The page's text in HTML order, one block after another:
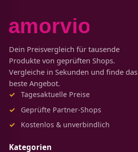
Dein Preisvergleich für tausende
Produkte von geprüften Shops.
Vergleiche in Sekunden und finde das
beste Angebot.
Tagesaktuelle Preise
Geprüfte Partner-Shops
Kostenlos & unverbindlich
Kategorien